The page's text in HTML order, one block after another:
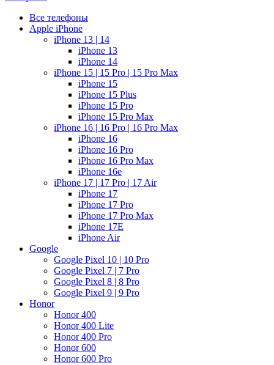
Все телефоны
Apple iPhone
iPhone 13 | 14
iPhone 13
iPhone 14
iPhone 15 | 15 Pro | 15 Pro Max
iPhone 15
iPhone 15 Plus
iPhone 15 Pro
iPhone 15 Pro Max
iPhone 16 | 16 Pro | 16 Pro Max
iPhone 16
iPhone 16 Pro
iPhone 16 Pro Max
iPhone 16e
iPhone 17 | 17 Pro | 17 Air
iPhone 17
iPhone 17 Pro
iPhone 17 Pro Max
iPhone 17E
iPhone Air
Google
Google Pixel 10 | 10 Pro
Google Pixel 7 | 7 Pro
Google Pixel 8 | 8 Pro
Google Pixel 9 | 9 Pro
Honor
Honor 400
Honor 400 Lite
Honor 400 Pro
Honor 600
Honor 600 Pro